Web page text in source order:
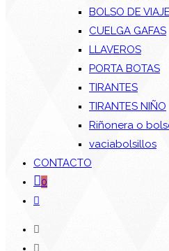
BOLSO DE VIAJE
CUELGA GAFAS
LLAVEROS
PORTA BOTAS
TIRANTES
TIRANTES NIÑO
Riñonera o
vaciabolsillos
CONTACTO
0